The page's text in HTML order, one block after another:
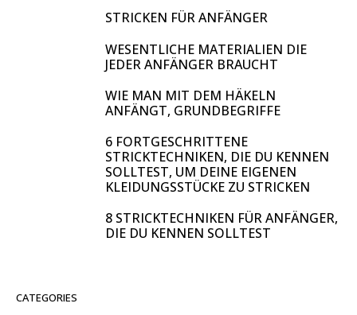
STRICKEN FÜR ANFÄNGER
WESENTLICHE MATERIALIEN DIE
JEDER ANFÄNGER BRAUCHT
WIE MAN MIT DEM HÄKELN
ANFÄNGT, GRUNDBEGRIFFE
6 FORTGESCHRITTENE
STRICKTECHNIKEN, DIE DU KENNEN
SOLLTEST, UM DEINE EIGENEN
KLEIDUNGSSTÜCKE ZU STRICKEN
8 STRICKTECHNIKEN FÜR ANFÄNGER,
DIE DU KENNEN SOLLTEST
CATEGORIES